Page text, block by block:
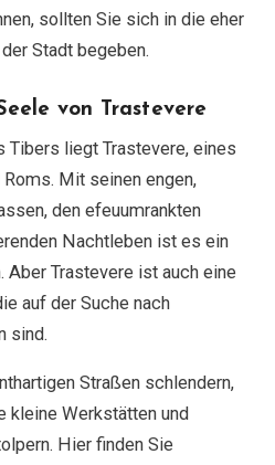
sollten Sie sich in die eher
Stadt begeben.
von Trastevere
Tibers liegt Trastevere, eines
Mit seinen engen,
den efeuumrankten
Nachtleben ist es ein
Aber Trastevere ist auch eine
auf der Suche nach
sind.
Straßen schlendern,
kleine Werkstätten und
Hier finden Sie